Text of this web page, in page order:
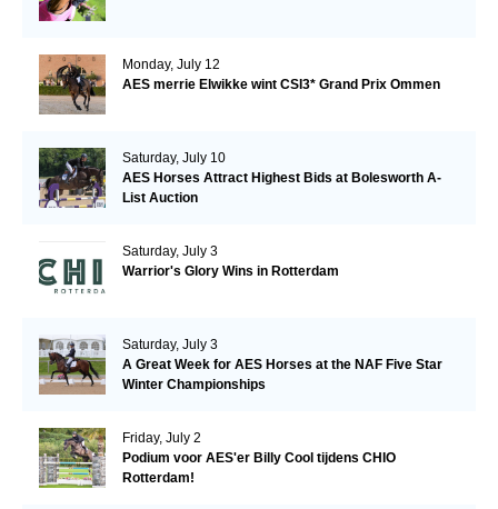
Monday, July 12
AES merrie Elwikke wint CSI3* Grand Prix Ommen
Saturday, July 10
AES Horses Attract Highest Bids at Bolesworth A-
List Auction
Saturday, July 3
Warrior's Glory Wins in Rotterdam
Saturday, July 3
A Great Week for AES Horses at the NAF Five Star
Winter Championships
Friday, July 2
Podium voor AES'er Billy Cool tijdens CHIO
Rotterdam!